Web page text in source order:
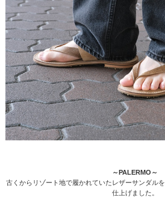
～PALERMO～
古くからリゾート地で履かれていたレザーサンダル
仕上げました。